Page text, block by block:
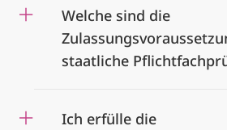
Welche sind die
staatliche
Ich erfülle die